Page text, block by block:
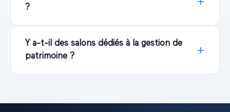
?
Y a-t-il des salons dédiés à la gestion de
patrimoine ?